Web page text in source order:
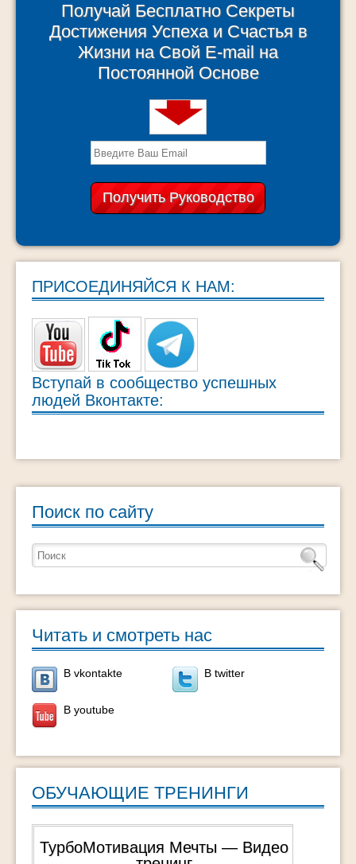
Получай Бесплатно Секреты
Достижения Успеха и Счастья в
Жизни на Свой E-mail на
Постоянной Основе
ПРИСОЕДИНЯЙСЯ К НАМ:
Вступай в сообщество успешных
людей Вконтакте:
Поиск по сайту
Читать и смотреть нас
В vkontakte В twitter
В youtube
ОБУЧАЮЩИЕ ТРЕНИНГИ
ТурбоМотивация Мечты — Видео